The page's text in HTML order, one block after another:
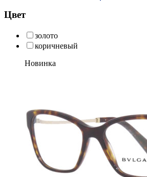
Цвет
золото
коричневый
Новинка